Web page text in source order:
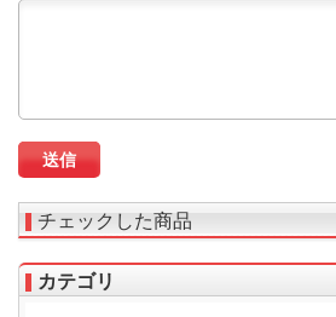
チェックした商品
カテゴリ